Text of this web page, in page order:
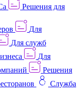
Решения для
Для
Для служб
Для
Решения
Служба